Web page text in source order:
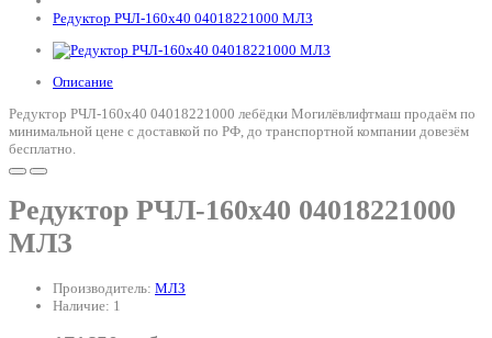
Редуктор РЧЛ-160х40 04018221000 МЛЗ
Описание
Редуктор РЧЛ-160х40 04018221000 лебёдки Могилёвлифтмаш продаём по
минимальной цене с доставкой по РФ, до транспортной компании довезём
бесплатно.
Редуктор РЧЛ-160х40 04018221000
МЛЗ
Производитель: МЛЗ
Наличие: 1